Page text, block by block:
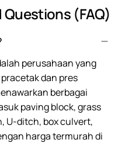
(FAQ)
perusahaan yang
dan pres
berbagai
paving block, grass
U-ditch, box culvert,
harga termurah di